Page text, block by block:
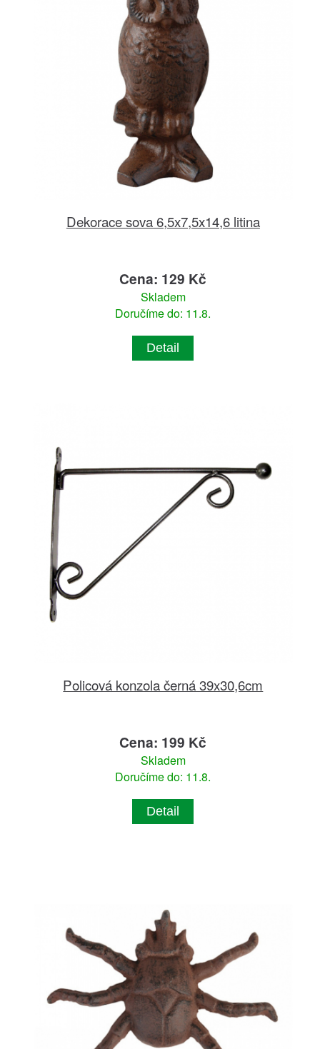
Dekorace sova 6,5x7,5x14,6 litina
Cena: 129 Kč
Skladem
Doručíme do: 11.8.
Detail
Policová konzola černá 39x30,6cm
Cena: 199 Kč
Skladem
Doručíme do: 11.8.
Detail